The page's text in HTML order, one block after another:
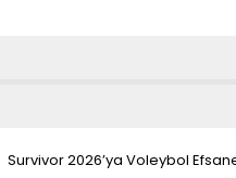
Survivor 2026’ya Voleybol